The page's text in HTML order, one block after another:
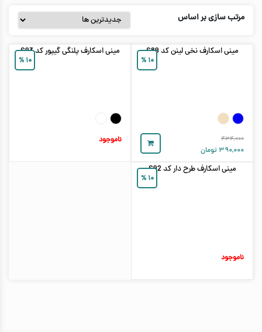
مرتب سازی بر اساس
۱۰ %
مینی اسکارف نخی لینن کد S89
۴۳۴,۰۰۰
۳۹۰,۰۰۰ تومان
۱۰ %
مینی اسکارف پلنگی گیپور کد S93
ناموجود
۱۰ %
مینی اسکارف طرح دار کد S92
ناموجود